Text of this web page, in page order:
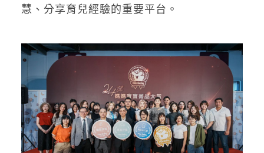
慧、分享育兒經驗的重要平台。